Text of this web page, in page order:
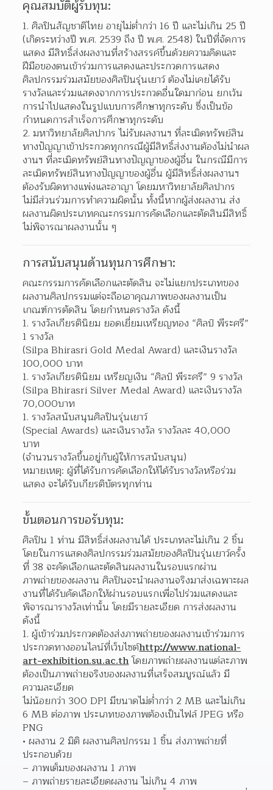
คุณสมบัติผู้รับทุน:
ศิลปินสัญชาติไทย อายุไม่ต่ำกว่า 16 ปี และไม่เกิน 25 ปี
(เกิดระหว่างปี พ.ศ. 2539 ถึง ปี พ.ศ. 2548) ในปีที่จัดการ
แสดง มีสิทธิ์ส่งผลงานที่สร้างสรรค์ขึ้นด้วยความคิดและ
ฝีมือของตนเข้าร่วมการแสดงและประกวดการแสดง
ศิลปกรรมร่วมสมัยของศิลปินรุ่นเยาว์ ต้องไม่เคยได้รับ
รางวัลและร่วมแสดงจากการประกวดอื่นใดมาก่อน ยกเว้น
การนำไปแสดงในรูปแบบการศึกษาทุกระดับ ซึ่งเป็นข้อ
กำหนดการสำเร็จการศึกษาทุกระดับ
มหาวิทยาลัยศิลปากร ไม่รับผลงานฯ ที่ละเมิดทรัพย์สิน
ทางปัญญาเข้าประกวดทุกกรณีผู้มีสิทธิ์ส่งงานต้องไม่นำผล
งานฯ ที่ละเมิดทรัพย์สินทางปัญญาของผู้อื่น ในกรณีมีการ
ละเมิดทรัพย์สินทางปัญญาของผู้อื่น ผู้มีสิทธิ์ส่งผลงานฯ
ต้องรับผิดทางแพ่งและอาญา โดยมหาวิทยาลัยศิลปากร
ไม่มีส่วนร่วมการทำความผิดนั้น ทั้งนี้หากผู้ส่งผลงาน ส่ง
ผลงานผิดประเภทคณะกรรมการคัดเลือกและตัดสินมีสิทธิ์
ไม่พิจารณาผลงานนั้น ๆ
การสนับสนุนด้านทุนการศึกษา:
คณะกรรมการคัดเลือกและตัดสิน จะไม่แยกประเภทของ
ผลงานศิลปกรรมแต่จะถือเอาคุณภาพของผลงานเป็น
เกณฑ์การตัดสิน โดยกำหนดรางวัล ดังนี้
รางวัลเกียรตินิยม ยอดเยี่ยมเหรียญทอง “ศิลป์ พีระศรี”
1 รางวัล
(Silpa Bhirasri Gold Medal Award) และเงินรางวัล
100,000 บาท
รางวัลเกียรตินิยม เหรียญเงิน “ศิลป์ พีระศรี” 9 รางวัล
(Silpa Bhirasri Silver Medal Award) และเงินรางวัล
70,000บาท
รางวัลสนับสนุนศิลปินรุ่นเยาว์
(Special Awards) และเงินรางวัล รางวัลละ 40,000
บาท
(จำนวนรางวัลขึ้นอยู่กับผู้ให้การสนับสนุน)
หมายเหตุ: ผู้ที่ได้รับการคัดเลือกให้ได้รับรางวัลหรือร่วม
แสดง จะได้รับเกียรติบัตรทุกท่าน
ขั้นตอนการขอรับทุน:
ศิลปิน 1 ท่าน มีสิทธิ์ส่งผลงานได้ ประเภทละไม่เกิน 2 ชิ้น
โดยในการแสดงศิลปกรรมร่วมสมัยของศิลปินรุ่นเยาว์ครั้ง
ที่ 38 จะคัดเลือกและตัดสินผลงานในรอบแรกผ่าน
ภาพถ่ายของผลงาน ศิลปินจะนำผลงานจริงมาส่งเฉพาะผล
งานที่ได้รับคัดเลือกให้ผ่านรอบแรกเพื่อไปร่วมแสดงและ
พิจารณารางวัลเท่านั้น โดยมีรายละเอียด การส่งผลงาน
ดังนี้
ผู้เข้าร่วมประกวดต้องส่งภาพถ่ายของผลงานเข้าร่วมการ
ประกวดทางออนไลน์ที่เว็บไซต์http://www.national-
art-exhibition.su.ac.th โดยภาพถ่ายผลงานแต่ละภาพ
ต้องเป็นภาพถ่ายจริงของผลงานที่เสร็จสมบูรณ์แล้ว มี
ความละเอียด
ไม่น้อยกว่า 300 DPI มีขนาดไม่ต่ำกว่า 2 MB และไม่เกิน
6 MB ต่อภาพ ประเภทของภาพต้องเป็นไฟล์ JPEG หรือ
PNG
ผลงาน 2 มิติ ผลงานศิลปกรรม 1 ชิ้น ส่งภาพถ่ายที่
ประกอบด้วย
– ภาพเต็มของผลงาน 1 ภาพ
– ภาพถ่ายรายละเอียดผลงาน ไม่เกิน 4 ภาพ